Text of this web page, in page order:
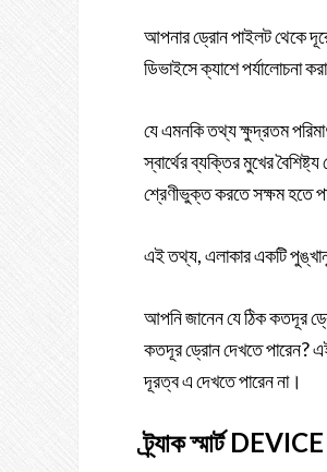
আপনার ড্রোন পাইলট থেকে
ডিভাইসে ক্যাশে পর্যালোচনা
যে এমনকি তথ্য ক্ষুদ্রতম
স্বার্থের ব্যক্তির মুখের
শ্রেণীভুক্ত করতে সক্ষম হতে
এই তথ্য, এলাকার একটি
আপনি জানেন যে ঠিক কতদূর
কতদূর ড্রোন দেখতে পারেন?
দূরত্ব এ দেখতে পারেন না।
ট্র্যাক স্মার্ট DEVICE